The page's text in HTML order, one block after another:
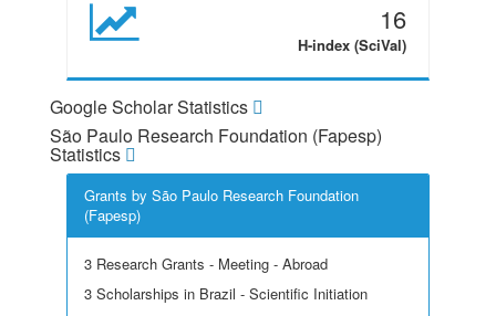
16
H-index (SciVal)
Google Scholar Statistics
São Paulo Research Foundation (Fapesp)
Statistics
Grants by São Paulo Research Foundation
(Fapesp)
3 Research Grants - Meeting - Abroad
3 Scholarships in Brazil - Scientific Initiation